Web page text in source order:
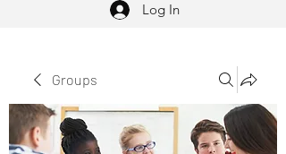
Log In
Groups